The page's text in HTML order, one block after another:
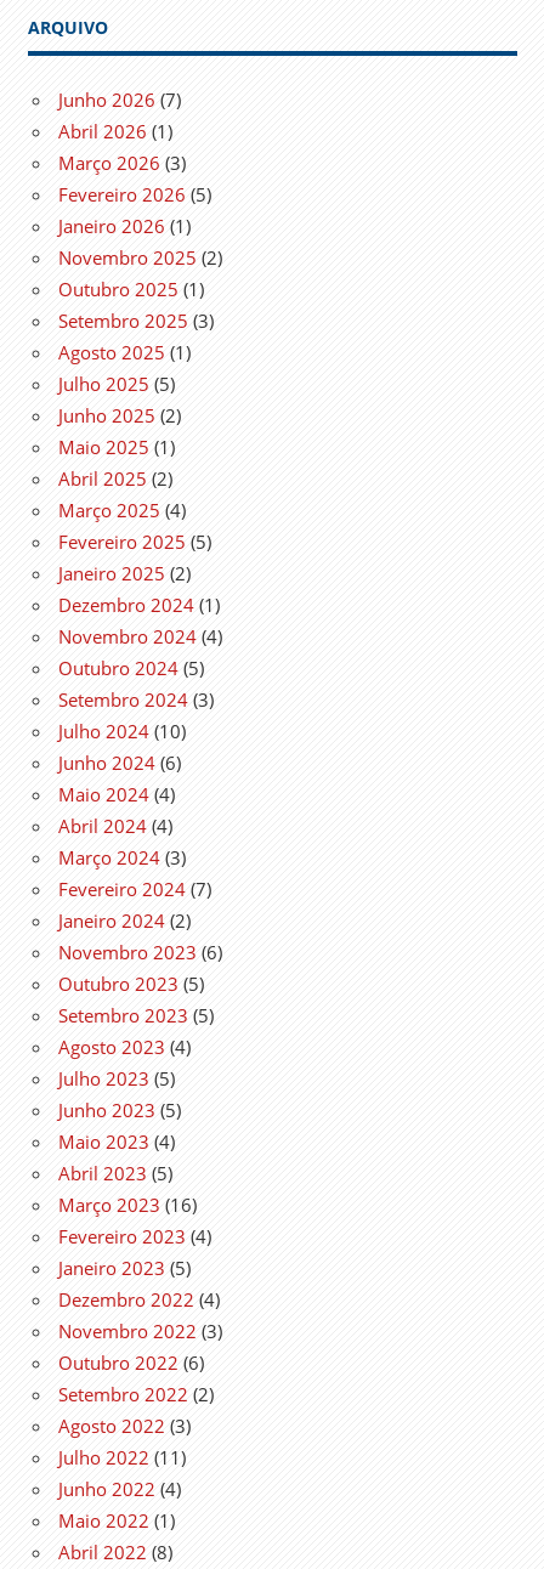
ARQUIVO
Junho 2026 (7)
Abril 2026 (1)
Março 2026 (3)
Fevereiro 2026 (5)
Janeiro 2026 (1)
Novembro 2025 (2)
Outubro 2025 (1)
Setembro 2025 (3)
Agosto 2025 (1)
Julho 2025 (5)
Junho 2025 (2)
Maio 2025 (1)
Abril 2025 (2)
Março 2025 (4)
Fevereiro 2025 (5)
Janeiro 2025 (2)
Dezembro 2024 (1)
Novembro 2024 (4)
Outubro 2024 (5)
Setembro 2024 (3)
Julho 2024 (10)
Junho 2024 (6)
Maio 2024 (4)
Abril 2024 (4)
Março 2024 (3)
Fevereiro 2024 (7)
Janeiro 2024 (2)
Novembro 2023 (6)
Outubro 2023 (5)
Setembro 2023 (5)
Agosto 2023 (4)
Julho 2023 (5)
Junho 2023 (5)
Maio 2023 (4)
Abril 2023 (5)
Março 2023 (16)
Fevereiro 2023 (4)
Janeiro 2023 (5)
Dezembro 2022 (4)
Novembro 2022 (3)
Outubro 2022 (6)
Setembro 2022 (2)
Agosto 2022 (3)
Julho 2022 (11)
Junho 2022 (4)
Maio 2022 (1)
Abril 2022 (8)